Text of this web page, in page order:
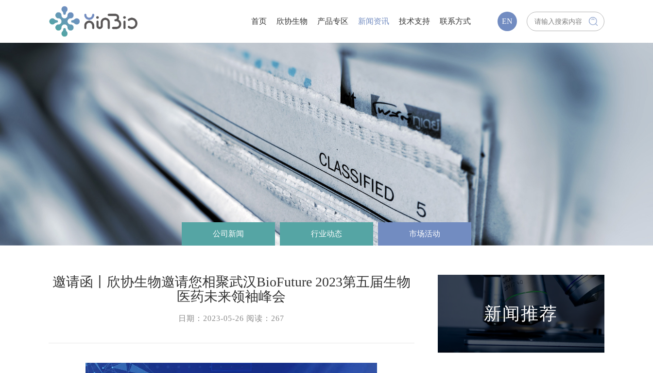
EN
首页 欣协生物 产品专区 新闻资讯 技术支持 联系方式
公司新闻 行业动态 市场活动
邀请函丨欣协生物邀请您相聚武汉BioFuture 2023第五届生物
医药未来领袖峰会
日期：2023-05-26 阅读： 267 新闻推荐